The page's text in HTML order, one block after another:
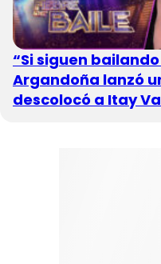
“Si siguen
Argandoña lanzó
descolocó a Itay